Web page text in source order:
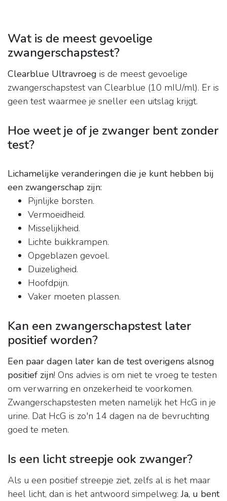
Wat is de meest gevoelige
zwangerschapstest?
Clearblue Ultravroeg is de meest gevoelige
zwangerschapstest van Clearblue (10 mIU/ml). Er is
geen test waarmee je sneller een uitslag krijgt.
Hoe weet je of je zwanger bent zonder
test?
Lichamelijke veranderingen die je kunt hebben bij
een zwangerschap zijn:
Pijnlijke borsten.
Vermoeidheid.
Misselijkheid.
Lichte buikkrampen.
Opgeblazen gevoel.
Duizeligheid.
Hoofdpijn.
Vaker moeten plassen.
Kan een zwangerschapstest later
positief worden?
Een paar dagen later kan de test overigens alsnog
positief zijn! Ons advies is om niet te vroeg te testen
om verwarring en onzekerheid te voorkomen.
Zwangerschapstesten meten namelijk het HcG in je
urine. Dat HcG is zo'n 14 dagen na de bevruchting
goed te meten.
Is een licht streepje ook zwanger?
Als u een positief streepje ziet, zelfs al is het maar
heel licht, dan is het antwoord simpelweg:Ja, u bent